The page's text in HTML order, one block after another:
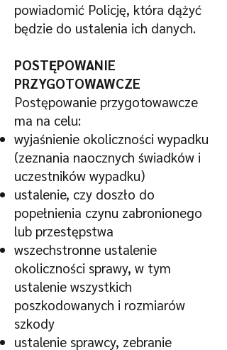
powiadomić Policję, która dążyć
będzie do ustalenia ich danych.
POSTĘPOWANIE
PRZYGOTOWAWCZE
Postępowanie przygotowawcze
ma na celu:
wyjaśnienie okoliczności wypadku
(zeznania naocznych świadków i
uczestników wypadku)
ustalenie, czy doszło do
popełnienia czynu zabronionego
lub przestępstwa
wszechstronne ustalenie
okoliczności sprawy, w tym
ustalenie wszystkich
poszkodowanych i rozmiarów
szkody
ustalenie sprawcy, zebranie